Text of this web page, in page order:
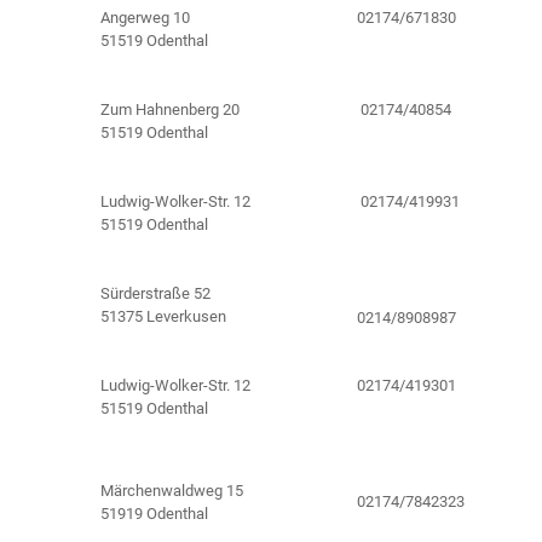
Angerweg 10
51519 Odenthal
02174/671830
Zum Hahnenberg 20
51519 Odenthal
02174/40854
Ludwig-Wolker-Str. 12
51519 Odenthal
02174/419931
Sürderstraße 52
51375 Leverkusen
0214/8908987
Ludwig-Wolker-Str. 12
51519 Odenthal
02174/419301
Märchenwaldweg 15
51919 Odenthal
02174/7842323